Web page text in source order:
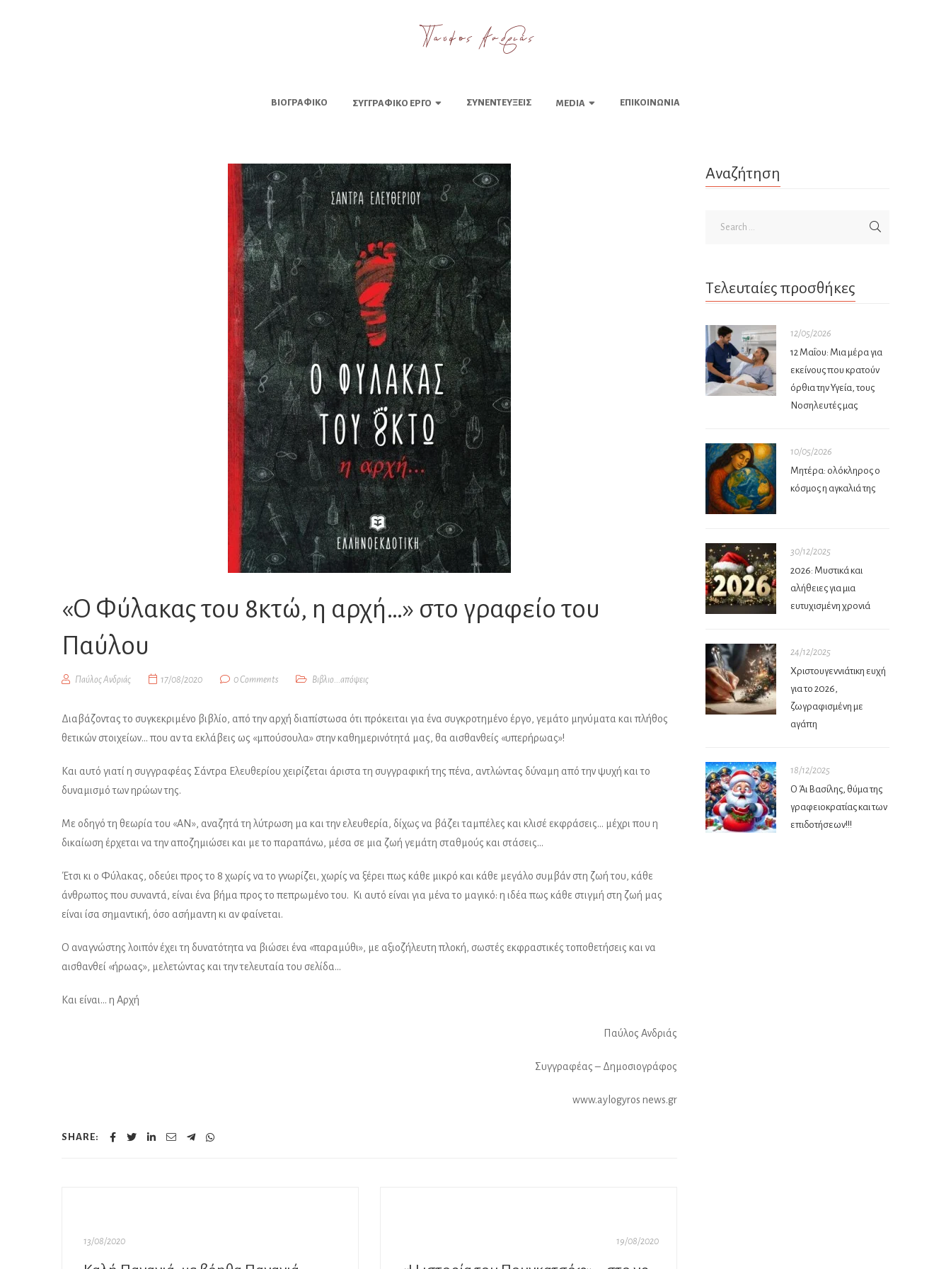
ΒΙΟΓΡΑΦΙΚΌ ΣΥΓΓΡΑΦΙΚΌ ΈΡΓΟ ΣΥΝΕΝΤΕΎΞΕΙΣ MEDIA ΕΠΙΚΟΙΝΩΝΊΑ
«Ο Φύλακας του 8κτώ, η αρχή…» στο γραφείο του
Παύλου
Παύλος Ανδριάς 17/08/2020 0 Comments Βιβλιο...απόψεις
Διαβάζοντας το συγκεκριμένο βιβλίο, από την αρχή διαπίστωσα ότι πρόκειται για ένα συγκροτημένο έργο, γεμάτο μηνύματα και πλήθος
θετικών στοιχείων… που αν τα εκλάβεις ως «μπούσουλα» στην καθημερινότητά μας, θα αισθανθείς «υπερήρωας»!
Και αυτό γιατί η συγγραφέας Σάντρα Ελευθερίου χειρίζεται άριστα τη συγγραφική της πένα, αντλώντας δύναμη από την ψυχή και το
δυναμισμό των ηρώων της.
Με οδηγό τη θεωρία του «ΑΝ», αναζητά τη λύτρωση μα και την ελευθερία, δίχως να βάζει ταμπέλες και κλισέ εκφράσεις… μέχρι που η
δικαίωση έρχεται να την αποζημιώσει και με το παραπάνω, μέσα σε μια ζωή γεμάτη σταθμούς και στάσεις…
Έτσι κι ο Φύλακας, οδεύει προς το 8 χωρίς να το γνωρίζει, χωρίς να ξέρει πως κάθε μικρό και κάθε μεγάλο συμβάν στη ζωή του, κάθε
άνθρωπος που συναντά, είναι ένα βήμα προς το πεπρωμένο του. Κι αυτό είναι για μένα το μαγικό: η ιδέα πως κάθε στιγμή στη ζωή μας
είναι ίσα σημαντική, όσο ασήμαντη κι αν φαίνεται.
Ο αναγνώστης λοιπόν έχει τη δυνατότητα να βιώσει ένα «παραμύθι», με αξιοζήλευτη πλοκή, σωστές εκφραστικές τοποθετήσεις και να
αισθανθεί «ήρωας», μελετώντας και την τελευταία του σελίδα…
Και είναι… η Αρχή
Παύλος Ανδριάς
Συγγραφέας – Δημοσιογράφος
www.aylogyros news.gr
SHARE:
13/08/2020 19/08/2020
Αναζήτηση
Τελευταίες προσθήκες
12/05/2026
12 Μαΐου: Μια μέρα για
εκείνους που κρατούν
όρθια την Υγεία, τους
Νοσηλευτές μας
10/05/2026
Μητέρα: ολόκληρος ο
κόσμος η αγκαλιά της
30/12/2025
2026: Μυστικά και
αλήθειες για μια
ευτυχισμένη χρονιά
24/12/2025
Χριστουγεννιάτικη ευχή
για το 2026,
ζωγραφισμένη με
αγάπη
18/12/2025
Ο Άι Βασίλης, θύμα της
γραφειοκρατίας και των
επιδοτήσεων!!!